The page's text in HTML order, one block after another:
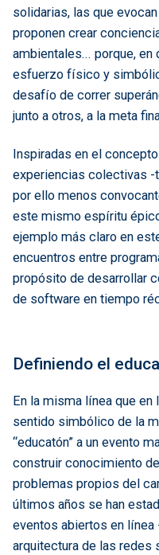
solidarias, las que
proponen crear
ambientales... porque, en
esfuerzo físico y
desafío de correr
junto a otros, a la meta
Inspiradas en el
experiencias colectivas -
por ello menos
este mismo espíritu
ejemplo más claro en
encuentros entre
propósito de desarrollar
de software en tiempo
Definiendo el
En la misma línea que
sentido simbólico de la
“educatón” a un evento
construir conocimiento
problemas propios del
últimos años se han
eventos abiertos en
arquitectura de las redes